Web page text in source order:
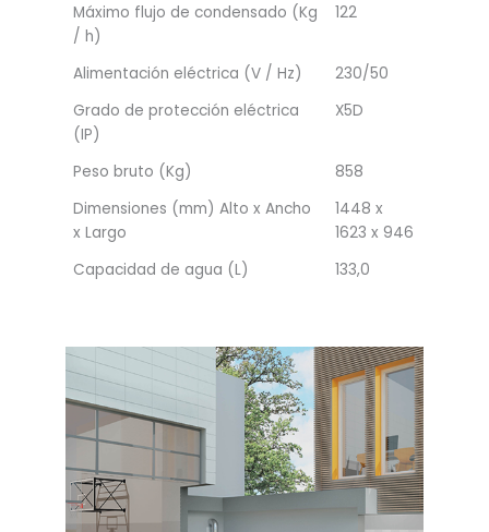
Máximo flujo de condensado (Kg
/ h)
122
Alimentación eléctrica (V / Hz)
230/50
Grado de protección eléctrica
(IP)
X5D
Peso bruto (Kg)
858
Dimensiones (mm) Alto x Ancho
x Largo
1448 x
1623 x 946
Capacidad de agua (L)
133,0